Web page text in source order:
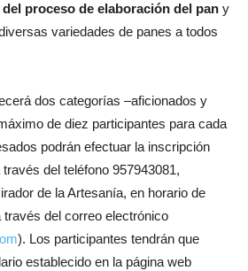
proceso de elaboración del pan y
variedades de panes a todos
dos categorías –aficionados y
de diez participantes para cada
podrán efectuar la inscripción
del teléfono 957943081,
de la Artesanía, en horario de
través del correo electrónico
). Los participantes tendrán que
establecido en la página web